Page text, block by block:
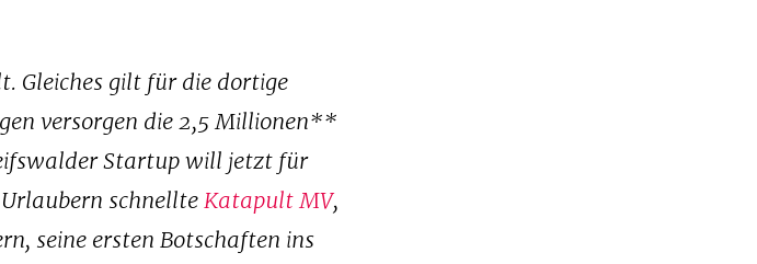
Gleiches gilt für die dortige
versorgen die 2,5 Millionen**
Startup will jetzt für
schnellteKatapult MV,
seine ersten Botschaften ins